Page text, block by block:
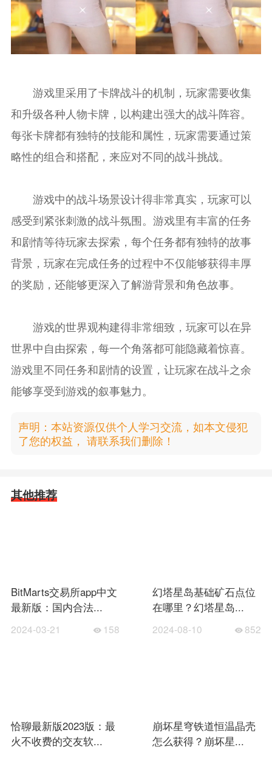
游戏里采用了卡牌战斗的机制，玩家需要收集
和升级各种人物卡牌，以构建出强大的战斗阵容。
每张卡牌都有独特的技能和属性，玩家需要通过策
略性的组合和搭配，来应对不同的战斗挑战。
游戏中的战斗场景设计得非常真实，玩家可以
感受到紧张刺激的战斗氛围。游戏里有丰富的任务
和剧情等待玩家去探索，每个任务都有独特的故事
背景，玩家在完成任务的过程中不仅能够获得丰厚
的奖励，还能够更深入了解游背景和角色故事。
游戏的世界观构建得非常细致，玩家可以在异
世界中自由探索，每一个角落都可能隐藏着惊喜。
游戏里不同任务和剧情的设置，让玩家在战斗之余
能够享受到游戏的叙事魅力。
声明：本站资源仅供个人学习交流，如本文侵犯
了您的权益， 请联系我们删除！
其他推荐
BitMarts交易所app中文
最新版：国内合法...
2024-03-21 158
幻塔星岛基础矿石点位
在哪里？幻塔星岛...
2024-08-10 852
恰聊最新版2023版：最
火不收费的交友软...
崩坏星穹铁道恒温晶壳
怎么获得？崩坏星...